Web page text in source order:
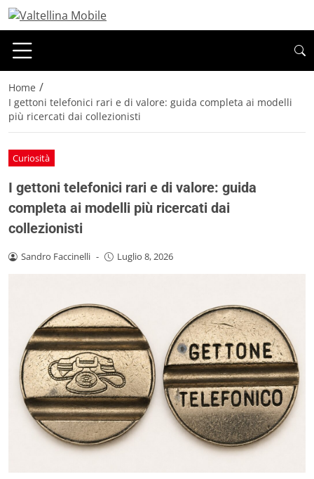
Home /
I gettoni telefonici rari e di valore: guida completa ai modelli
più ricercati dai collezionisti
Curiosità
I gettoni telefonici rari e di valore: guida
completa ai modelli più ricercati dai
collezionisti
Sandro Faccinelli - Luglio 8, 2026